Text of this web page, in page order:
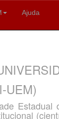
Ajuda
UEM)
Estadual